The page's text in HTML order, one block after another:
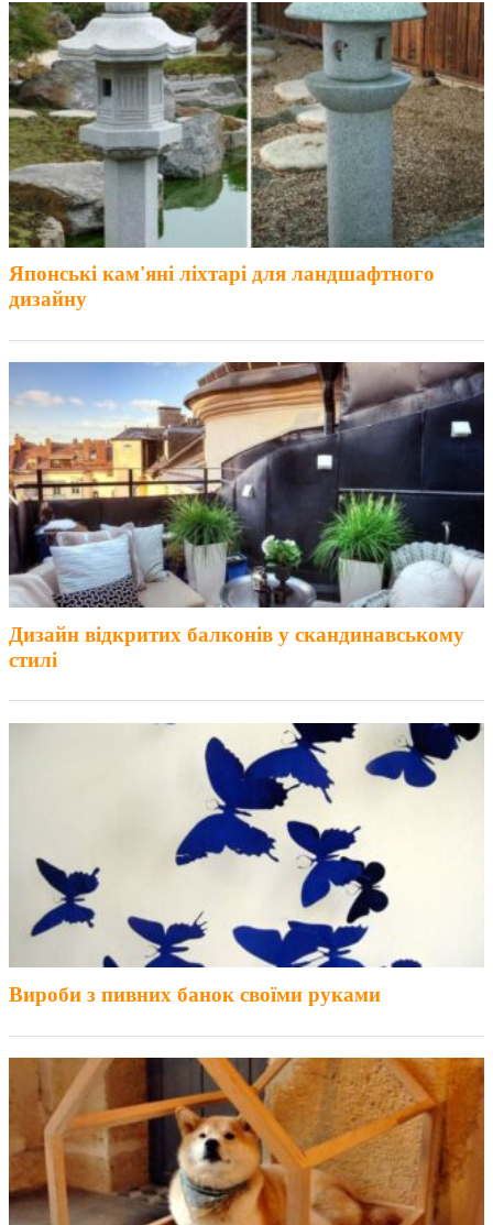
Японські кам'яні ліхтарі для ландшафтного
дизайну
Дизайн відкритих балконів у скандинавському
стилі
Вироби з пивних банок своїми руками